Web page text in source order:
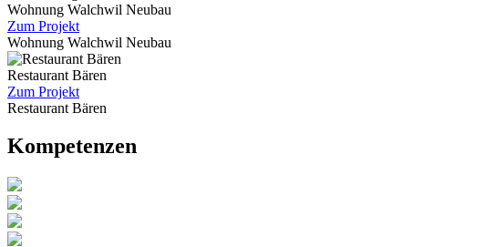
Wohnung Walchwil Neubau
Zum Projekt
Wohnung Walchwil Neubau
Restaurant Bären
Zum Projekt
Restaurant Bären
Kompetenzen